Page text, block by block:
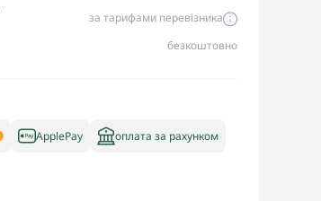
за тарифами перевізника
безкоштовно
ApplePay оплата за рахунком